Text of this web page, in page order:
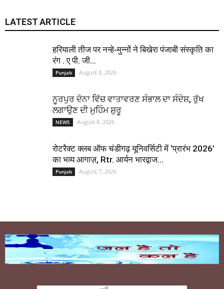
LATEST ARTICLE
हरियाली तीज पर नन्हे-मुन्नों ने बिखेरा पंजाबी संस्कृति का
रंग . ए पी. जी...
Punjab August 8, 2026
ਨੂਰਪੁਰ ਦੋਨਾ ਵਿੱਚ ਵਾਤਾਵਰਣ ਸੰਭਾਲ ਦਾ ਸੰਦੇਸ਼, ਰੁੱਖ
ਲਗਾਉਣ ਦੀ ਮੁਹਿੰਮ ਸ਼ੁਰੂ
NEWS August 8, 2026
रोटरैक्ट क्लब ऑफ चंडीगढ़ यूनिवर्सिटी में ‘प्रारंभ 2026’
का भव्य आगाज़, Rtr. आर्यन भारद्वाज...
Punjab August 7, 2026